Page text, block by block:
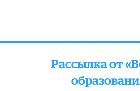
Рассылка от